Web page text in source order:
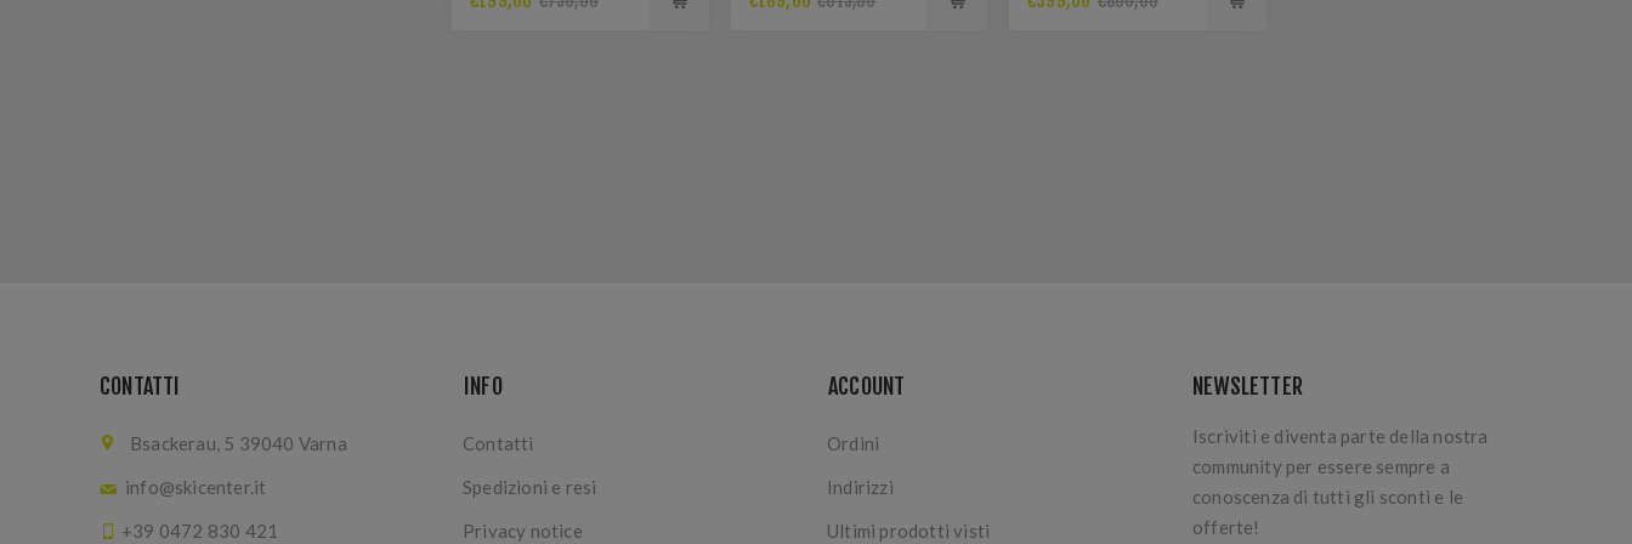
CONTATTI
Bsackerau, 5 39040 Varna
info@skicenter.it
+39 0472 830 421
INFO
Contatti
Spedizioni e resi
Privacy notice
ACCOUNT
Ordini
Indirizzi
Ultimi prodotti visti
NEWSLETTER
Iscriviti e diventa parte della nostra
community per essere sempre a
conoscenza di tutti gli sconti e le
offerte!